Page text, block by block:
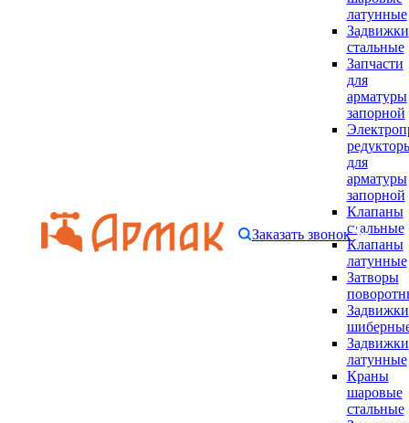
латунные
Задвижки
стальные
Запчасти
для
арматуры
запорной
для
арматуры
запорной
Клапаны
стальные
Клапаны
латунные
Затворы
Задвижки
Задвижки
латунные
Краны
шаровые
стальные
Заказать звонок